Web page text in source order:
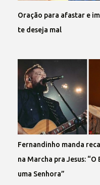
Oração para afastar e
te deseja mal
Fernandinho manda
na Marcha pra Jesus:
uma Senhora”